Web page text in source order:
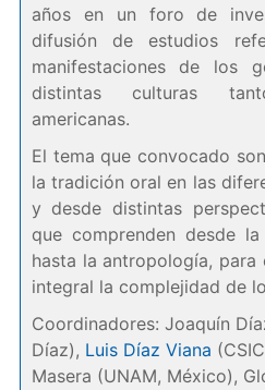
años en un foro de
difusión de estudios
manifestaciones de los
distintas culturas
americanas.
El tema que convocado
la tradición oral en las
y desde distintas
que comprenden desde
hasta la antropología, para
integral la complejidad de
Coordinadores: Joaquín
Díaz), Luis Díaz Viana
Masera (UNAM, México),